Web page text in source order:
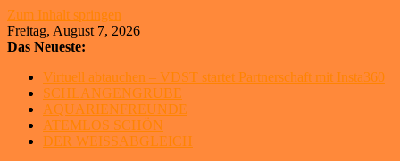
Zum Inhalt springen
Freitag, August 7, 2026
Das Neueste:
Virtuell abtauchen – VDST startet Partnerschaft mit Insta360
SCHLANGENGRUBE
AQUARIENFREUNDE
ATEMLOS SCHÖN
DER WEISSABGLEICH